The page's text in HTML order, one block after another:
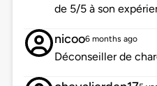
de 5/5 à son
nicoo6 months ago
Déconseiller de